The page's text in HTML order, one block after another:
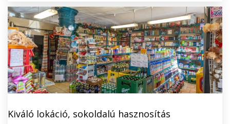
Kiváló lokáció, sokoldalú hasznosítás